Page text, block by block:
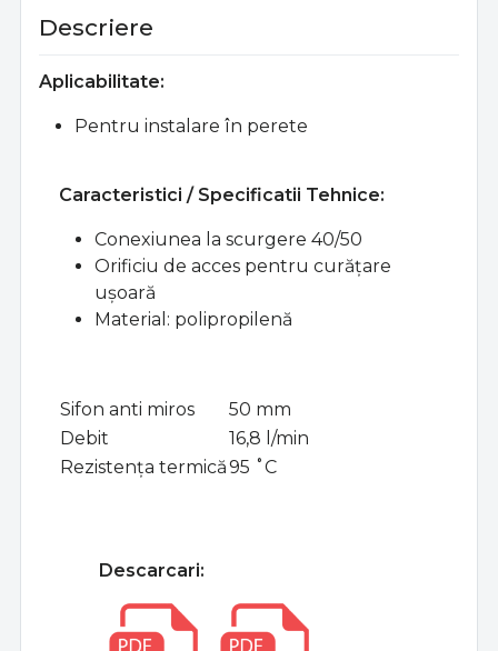
Descriere
Aplicabilitate:
Pentru instalare în perete
Caracteristici / Specificatii Tehnice:
Conexiunea la scurgere 40/50
Orificiu de acces pentru curățare
ușoară
Material: polipropilenă
Sifon anti miros
50 mm
Debit
16,8 l/min
Rezistența termică95 ˚C
Descarcari: